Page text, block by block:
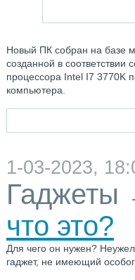
Новый ПК собран на базе
созданной в соответствии
процессора Intel I7 3770K
компьютера.
1-03-2023,
Гаджеты
что это?
Для чего он нужен?
гаджет, не имеющий